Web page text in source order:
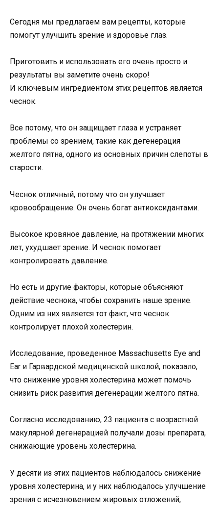
Сегодня мы предлагаем вам рецепты, которые
помогут улучшить зрение и здоровье глаз.
Приготовить и использовать его очень просто и
результаты вы заметите очень скоро!
И ключевым ингредиентом этих рецептов является
чеснок.
Все потому, что он защищает глаза и устраняет
проблемы со зрением, такие как дегенерация
желтого пятна, одного из основных причин слепоты в
старости.
Чеснок отличный, потому что он улучшает
кровообращение. Он очень богат антиоксидантами.
Высокое кровяное давление, на протяжении многих
лет, ухудшает зрение. И чеснок помогает
контролировать давление.
Но есть и другие факторы, которые объясняют
действие чеснока, чтобы сохранить наше зрение.
Одним из них является тот факт, что чеснок
контролирует плохой холестерин.
Исследование, проведенное Massachusetts Eye and
Ear и Гарвардской медицинской школой, показало,
что снижение уровня холестерина может помочь
снизить риск развития дегенерации желтого пятна.
Согласно исследованию, 23 пациента с возрастной
макулярной дегенерацией получали дозы препарата,
снижающие уровень холестерина.
У десяти из этих пациентов наблюдалось снижение
уровня холестерина, и у них наблюдалось улучшение
зрения с исчезновением жировых отложений,